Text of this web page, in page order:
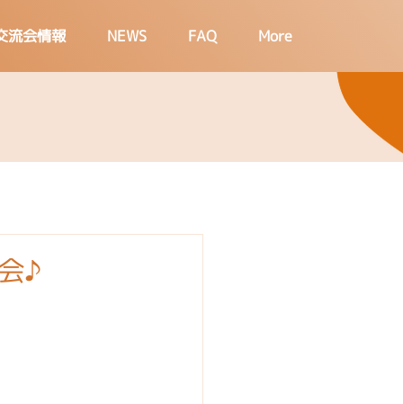
流会情報 NEWS FAQ More
♪